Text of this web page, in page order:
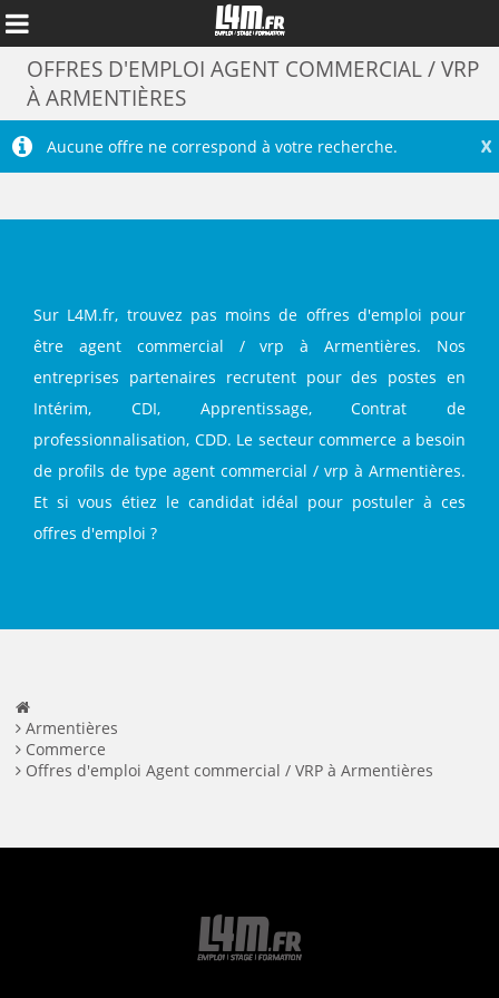
Annuler
OFFRES D'EMPLOI AGENT COMMERCIAL / VRP
À ARMENTIÈRES
X
Aucune offre ne correspond à votre recherche.
Sur L4M.fr, trouvez pas moins de offres d'emploi pour
être agent commercial / vrp à Armentières. Nos
entreprises partenaires recrutent pour des postes en
Intérim, CDI, Apprentissage, Contrat de
professionnalisation, CDD. Le secteur commerce a besoin
de profils de type agent commercial / vrp à Armentières.
Et si vous étiez le candidat idéal pour postuler à ces
offres d'emploi ?
Armentières
Commerce
Offres d'emploi Agent commercial / VRP à Armentières